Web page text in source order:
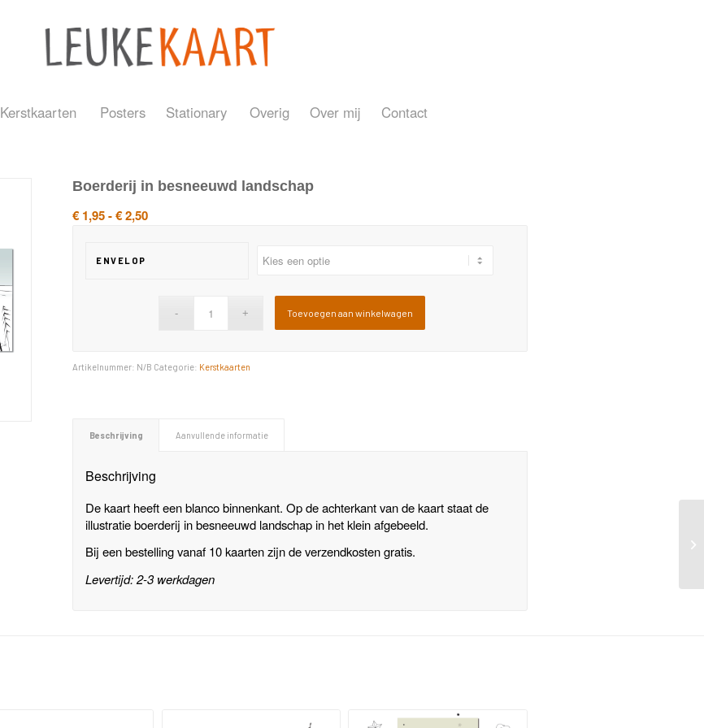
Kerstkaarten Posters Stationary Overig Over mij Contact
Boerderij in besneeuwd landschap
€ 1,95-€2,50Prijsklasse:
ENVELOP
Toevoegen aan winkelwagen
Artikelnummer: N/B Categorie: Kerstkaarten
Beschrijving Aanvullende informatie
Beschrijving
De kaart heeft een blanco binnenkant. Op de achterkant van de kaart staat de
illustratie boerderij in besneeuwd landschap in het klein afgebeeld.
Bij een bestelling vanaf 10 kaarten zijn de verzendkosten gratis.
Levertijd: 2-3 werkdagen